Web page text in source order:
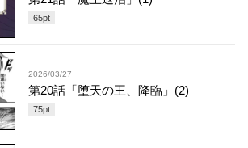
65pt
2026/03/27
第20話「堕天の王、降臨」(2)
75pt